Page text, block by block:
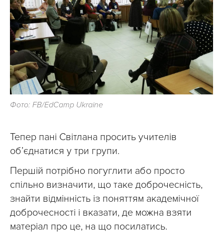
Фото: FB/EdCamp Ukraine
Тепер пані Світлана просить учителів
об’єднатися у три групи.
Першій потрібно погуглити або просто
спільно визначити, що таке доброчесність,
знайти відмінність із поняттям академічної
доброчесності і вказати, де можна взяти
матеріал про це, на що посилатись.